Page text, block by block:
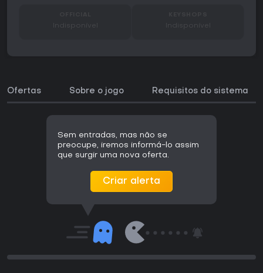
Indisponível Indisponível
Ofertas Sobre o jogo Requisitos do sistema
Sem entradas, mas não se
preocupe, iremos informá-lo assim
que surgir uma nova oferta.
Criar alerta